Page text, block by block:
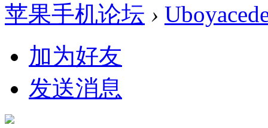
苹果手机论坛 ›
加为好友
发送消息